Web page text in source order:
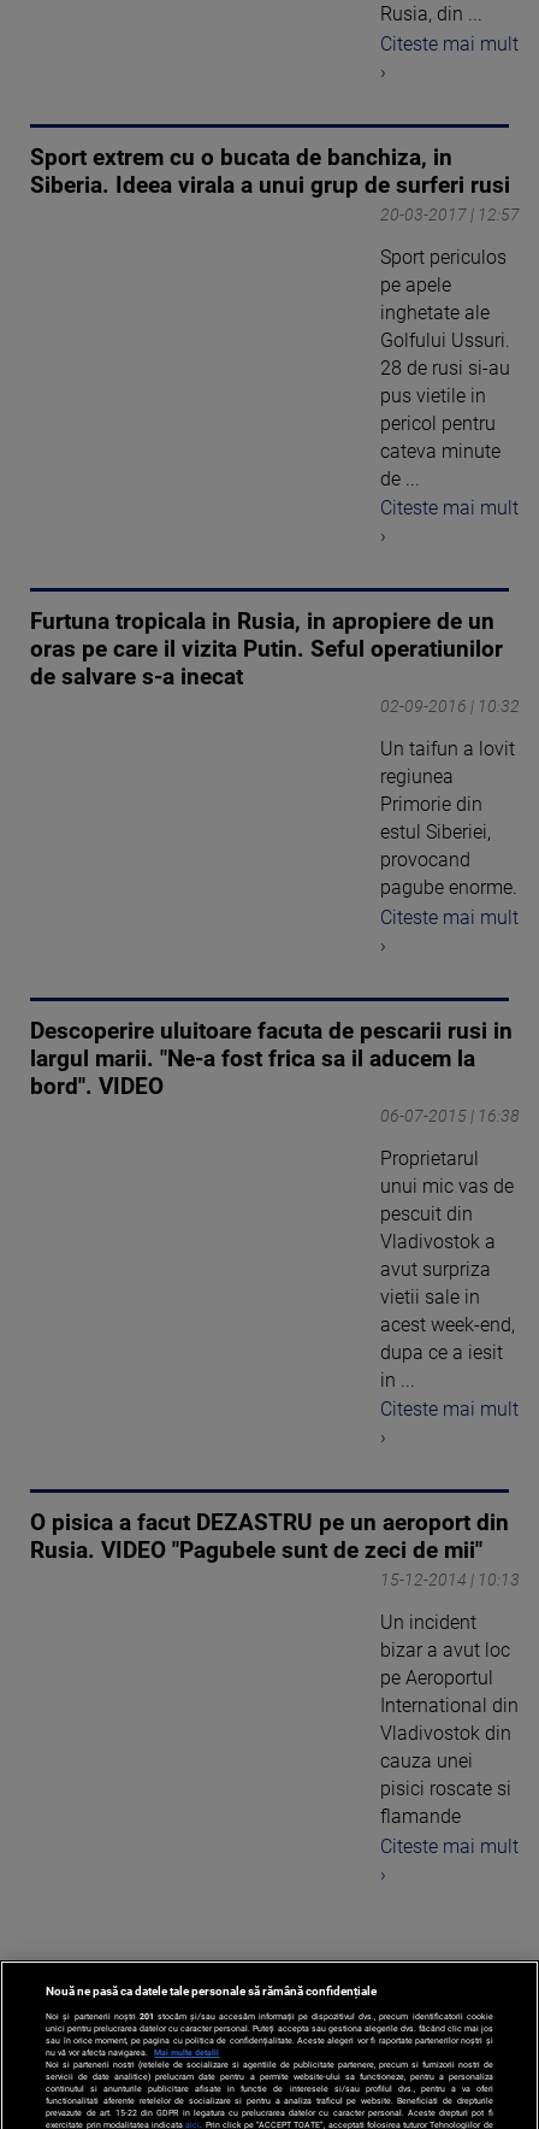
Rusia, din ...
Citeste mai mult
›
Sport extrem cu o bucata de banchiza, in
Siberia. Ideea virala a unui grup de surferi rusi
20-03-2017 | 12:57
Sport periculos
pe apele
inghetate ale
Golfului Ussuri.
28 de rusi si-au
pus vietile in
pericol pentru
cateva minute
de ...
Citeste mai mult
›
Furtuna tropicala in Rusia, in apropiere de un
oras pe care il vizita Putin. Seful operatiunilor
de salvare s-a inecat
02-09-2016 | 10:32
Un taifun a lovit
regiunea
Primorie din
estul Siberiei,
provocand
pagube enorme.
Citeste mai mult
›
Descoperire uluitoare facuta de pescarii rusi in
largul marii. "Ne-a fost frica sa il aducem la
bord". VIDEO
06-07-2015 | 16:38
Proprietarul
unui mic vas de
pescuit din
Vladivostok a
avut surpriza
vietii sale in
acest week-end,
dupa ce a iesit
in ...
Citeste mai mult
›
O pisica a facut DEZASTRU pe un aeroport din
Rusia. VIDEO "Pagubele sunt de zeci de mii"
15-12-2014 | 10:13
Un incident
bizar a avut loc
pe Aeroportul
International din
Vladivostok din
cauza unei
pisici roscate si
flamande
Citeste mai mult
›
1
Nouă ne pasă ca datele tale personale să rămână confidențiale
Noi și partenerii noștri 201 stocăm și/sau accesăm informații pe dispozitivul dvs., precum identificatorii cookie
unici pentru prelucrarea datelor cu caracter personal. Puteți accepta sau gestiona alegerile dvs. făcând clic mai jos
sau în orice moment, pe pagina cu politica de confidențialitate. Aceste alegeri vor fi raportate partenerilor noștri și
nu vă vor afecta navigarea.
Mai multe detalii
Noi si partenerii nostri (retelele de socializare si agentiile de publicitate partenere, precum si furnizorii nostri de
servicii de date analitice) prelucram date pentru a permite website-ului sa functioneze, pentru a personaliza
continutul si anunturile publicitare afisate in functie de interesele si/sau profilul dvs., pentru a va oferi
functionalitati aferente retelelor de socializare si pentru a analiza traficul pe website. Beneficiati de drepturile
prevazute de art. 15-22 din GDPR in legatura cu prelucrarea datelor cu caracter personal. Aceste drepturi pot fi
exercitate prin modalitatea indicataaici . Prin click pe “ACCEPT TOATE”, acceptati folosirea tuturor Tehnologiilor de